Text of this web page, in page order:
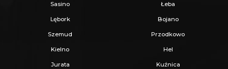
Sasino Łeba
Lębork Bojano
Szemud Przodkowo
Kielno Hel
Jurata Kuźnica